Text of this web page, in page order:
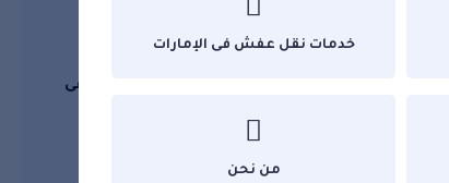
شركات مكافحة الرمة فى
خدمات تنظيف
خدمات نقل عفش فى الإمارات
من نحن